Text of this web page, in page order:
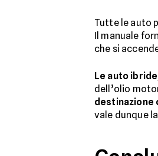
Tutte le auto
Il manuale
che si
Le auto
dell’olio
destinazione
vale dunque